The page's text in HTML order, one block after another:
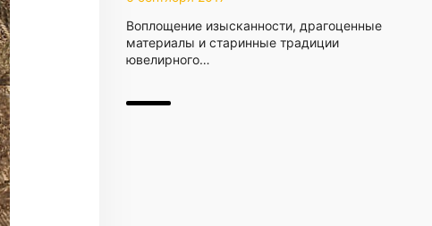
Воплощение изысканности, драгоценные
материалы и старинные традиции
ювелирного…